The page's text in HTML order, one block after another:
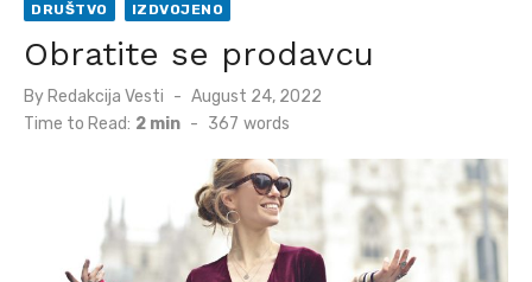
DRUŠTVO IZDVOJENO
Obratite se prodavcu
By Redakcija Vesti
Posted
August 24, 2022
Time to Read: 2 min - 367 words